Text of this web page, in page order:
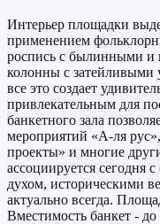
Интерьер площадки
применением
роспись с былинными и
колонны с затейливыми
все это создает
привлекательным для
банкетного зала
мероприятий «А-ля
проекты» и многие
ассоциируется сегодня
духом, историческими
актуально всегда.
Вместимость банкет -